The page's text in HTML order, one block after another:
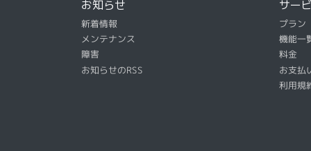
お知らせ
新着情報
メンテナンス
障害
お知らせのRSS
サー
プラン
機能一
料金
お支払
利用規